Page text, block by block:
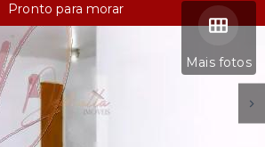
Mais fotos
Pronto para morar